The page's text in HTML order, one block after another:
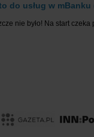
do usług w
nie było! Na start